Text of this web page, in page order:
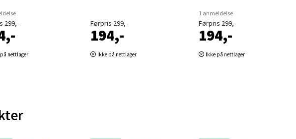
299,-
nettlager
Førpris 299,-
194,-
Ikke på nettlager
1 anmeldelse
Førpris 299,-
194,-
Ikke på nettlager